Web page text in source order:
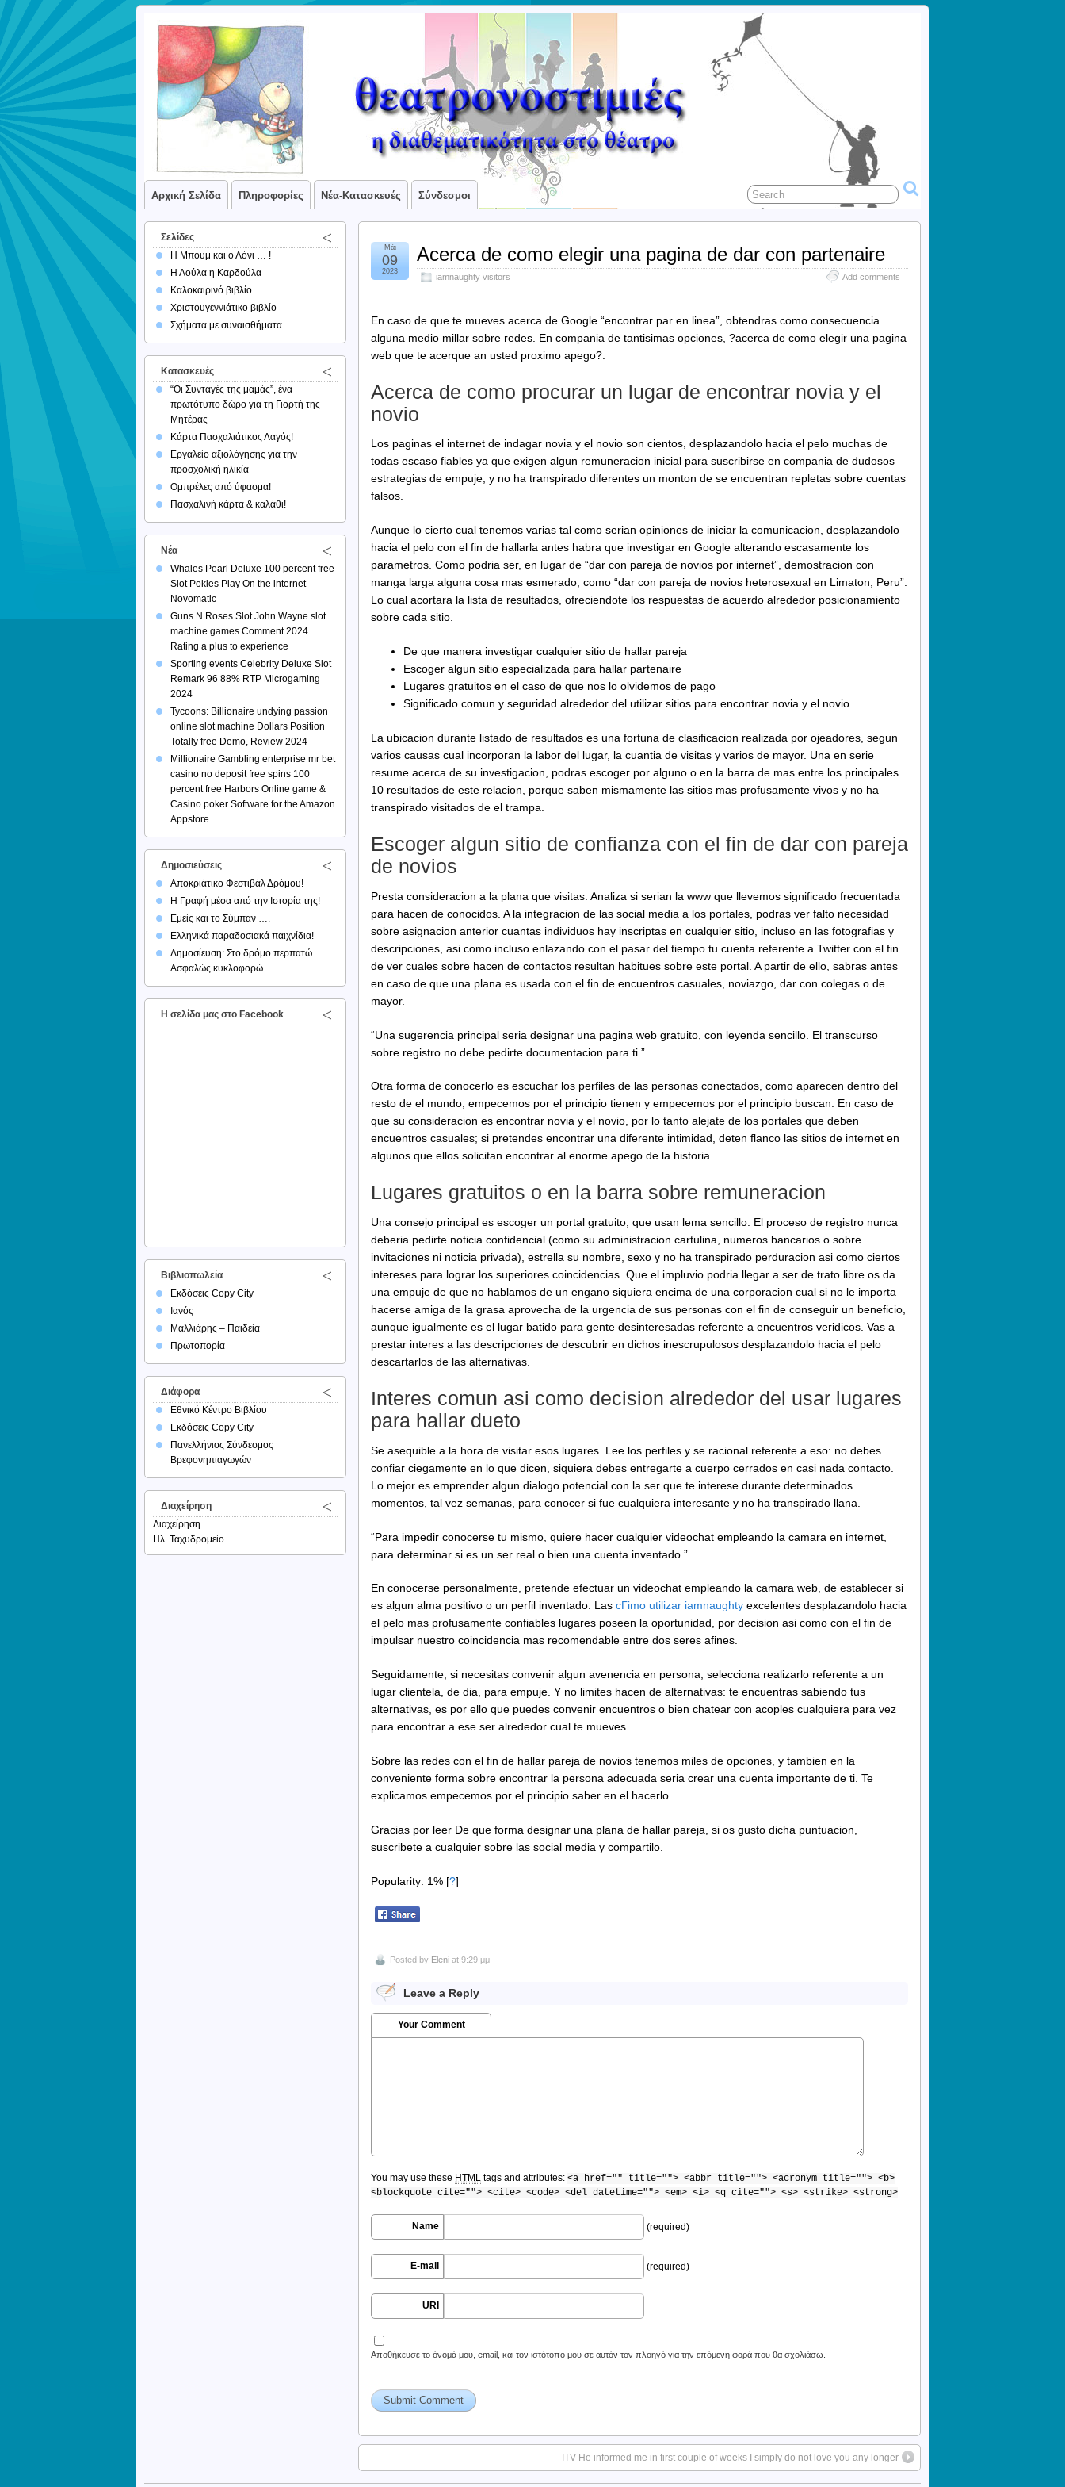
Αρχική Σελίδα Πληροφορίες Νέα-Κατασκευές Σύνδεσμοι
Acerca de como elegir una pagina de dar con partenaire
iamnaughty visitors Add comments
Μάι
09
2023
En caso de que te mueves acerca de Google “encontrar par en li­nea”, obtendras como consecuencia
alguna medio millar sobre redes. En compania de tantisimas opciones, ?acerca de como elegir una pagina
web que te acerque an usted proximo apego?.
Acerca de como procurar un lugar de encontrar novia y el
novio
Los paginas el internet de indagar novia y el novio son cientos, desplazandolo hacia el pelo muchas de
todas escaso fiables ya que exigen algun remuneracion inicial para suscribirse en compania de dudosos
estrategias de empuje, y no ha transpirado diferentes un monton de se encuentran repletas sobre cuentas
falsos.
Aunque lo cierto cual tenemos varias tal como serian opiniones de iniciar la comunicacion, desplazandolo
hacia el pelo con el fin de hallarla antes habra que investigar en Google alterando escasamente los
parametros. Como podri­a ser, en lugar de “dar con pareja de novios por internet”, demostracion con
manga larga alguna cosa mas esmerado, como “dar con pareja de novios heterosexual en Limaton, Peru”.
Lo cual acortara la lista de resultados, ofreciendote los respuestas de acuerdo alrededor posicionamiento
sobre cada sitio.
De que manera investigar cualquier sitio de hallar pareja
Escoger algun sitio especializada para hallar partenaire
Lugares gratuitos en el caso de que nos lo olvidemos de pago
Significado comun y seguridad alrededor del utilizar sitios para encontrar novia y el novio
La ubicacion durante listado de resultados es una fortuna de clasificacion realizada por ojeadores, segun
varios causas cual incorporan la labor del lugar, la cuantia de visitas y varios de mayor. Una en serie
resume acerca de su investigacion, podras escoger por alguno o en la barra de mas entre los principales
10 resultados de este relacion, porque saben mismamente las sitios mas profusamente vivos y no ha
transpirado visitados de el trampa.
Escoger algun sitio de confianza con el fin de dar con pareja
de novios
Presta consideracion a la plana que visitas. Analiza si serian la www que llevemos significado frecuentada
para hacen de conocidos. A la integracion de las social media a los portales, podras ver falto necesidad
sobre asignacion anterior cuantas individuos hay inscriptas en cualquier sitio, incluso en las fotografias y
descripciones, asi­ como incluso enlazando con el pasar del tiempo tu cuenta referente a Twitter con el fin
de ver cuales sobre hacen de contactos resultan habitues sobre este portal. A partir de ello, sabras antes
en caso de que una plana es usada con el fin de encuentros casuales, noviazgo, dar con colegas o de
mayor.
“Una sugerencia principal seri­a designar una pagina web gratuito, con leyenda sencillo. El transcurso
sobre registro no debe pedirte documentacion para ti.”
Otra forma de conocerlo es escuchar los perfiles de las personas conectados, como aparecen dentro del
resto de el mundo, empecemos por el principio tienen y empecemos por el principio buscan. En caso de
que su consideracion es encontrar novia y el novio, por lo tanto alejate de los portales que deben
encuentros casuales; si pretendes encontrar una diferente intimidad, deten flanco las sitios de internet en
algunos que ellos solicitan encontrar al enorme apego de la historia.
Lugares gratuitos o en la barra sobre remuneracion
Una consejo principal es escoger un portal gratuito, que usan lema sencillo. El proceso de registro nunca
deberia pedirte noticia confidencial (como su administracion cartulina, numeros bancarios o sobre
invitaciones ni noticia privada), estrella su nombre, sexo y no ha transpirado perduracion asi­ como ciertos
intereses para lograr los superiores coincidencias. Que el impluvio podri­a llegar a ser de trato libre os da
una empuje de que no hablamos de un engano siquiera encima de una corporacion cual si no le importa
hacerse amiga de la grasa aprovecha de la urgencia de sus personas con el fin de conseguir un beneficio,
aunque igualmente es el lugar batido para gente desinteresadas referente a encuentros veridicos. Vas a
prestar interes a las descripciones de descubrir en dichos inescrupulosos desplazandolo hacia el pelo
descartarlos de las alternativas.
Interes comun asi­ como decision alrededor del usar lugares
para hallar dueto
Se asequible a la hora de visitar esos lugares. Lee los perfiles y se racional referente a eso: no debes
confiar ciegamente en lo que dicen, siquiera debes entregarte a cuerpo cerrados en casi nada contacto.
Lo mejor es emprender algun dialogo potencial con la ser que te interese durante determinados
momentos, tal vez semanas, para conocer si fue cualquiera interesante y no ha transpirado llana.
“Para impedir conocerse tu mismo, quiere hacer cualquier videochat empleando la camara en internet,
para determinar si es un ser real o bien una cuenta inventado.”
En conocerse personalmente, pretende efectuar un videochat empleando la camara web, de establecer si
es algun alma positivo o un perfil inventado. Las cГіmo utilizar iamnaughty excelentes desplazandolo hacia
el pelo mas profusamente confiables lugares poseen la oportunidad, por decision asi­ como con el fin de
impulsar nuestro coincidencia mas recomendable entre dos seres afines.
Seguidamente, si necesitas convenir algun avenencia en persona, selecciona realizarlo referente a un
lugar clientela, de dia, para empuje. Y no limites hacen de alternativas: te encuentras sabiendo tus
alternativas, es por ello que puedes convenir encuentros o bien chatear con acoples cualquiera para vez
para encontrar a ese ser alrededor cual te mueves.
Sobre las redes con el fin de hallar pareja de novios tenemos miles de opciones, y tambien en la
conveniente forma sobre encontrar la persona adecuada seri­a crear una cuenta importante de ti. Te
explicamos empecemos por el principio saber en el hacerlo.
Gracias por leer De que forma designar una plana de hallar pareja, si os gusto dicha puntuacion,
suscribete a cualquier sobre las social media y compartilo.
Popularity: 1% [?]
Posted by Eleni at 9:29 μμ
Leave a Reply
Your Comment
You may use these HTML tags and attributes: <a href="" title=""> <abbr title=""> <acronym title=""> <b>
<blockquote cite=""> <cite> <code> <del datetime=""> <em> <i> <q cite=""> <s> <strike> <strong>
Name (required)
E-mail (required)
URI
Αποθήκευσε το όνομά μου, email, και τον ιστότοπο μου σε αυτόν τον πλοηγό για την επόμενη φορά που θα σχολιάσω.
ITV He informed me in first couple of weeks I simply do not love you any longer
Σελίδες
Η Μπουμ και ο Λόνι … !
Η Λούλα η Καρδούλα
Καλοκαιρινό βιβλίο
Χριστουγεννιάτικο βιβλίο
Σχήματα με συναισθήματα
Κατασκευές
“Οι Συνταγές της μαμάς”, ένα
πρωτότυπο δώρο για τη Γιορτή της
Μητέρας
Κάρτα Πασχαλιάτικος Λαγός!
Εργαλείο αξιολόγησης για την
προσχολική ηλικία
Ομπρέλες από ύφασμα!
Πασχαλινή κάρτα & καλάθι!
Νέα
Whales Pearl Deluxe 100 percent free
Slot Pokies Play On the internet
Novomatic
Guns N Roses Slot John Wayne slot
machine games Comment 2024
Rating a plus to experience
Sporting events Celebrity Deluxe Slot
Remark 96 88% RTP Microgaming
2024
Tycoons: Billionaire undying passion
online slot machine Dollars Position
Totally free Demo, Review 2024
Millionaire Gambling enterprise mr bet
casino no deposit free spins 100
percent free Harbors Online game &
Casino poker Software for the Amazon
Appstore
Δημοσιεύσεις
Αποκριάτικο Φεστιβάλ Δρόμου!
Η Γραφή μέσα από την Ιστορία της!
Εμείς και το Σύμπαν ….
Ελληνικά παραδοσιακά παιχνίδια!
Δημοσίευση: Στο δρόμο περπατώ…
Ασφαλώς κυκλοφορώ
H σελίδα μας στο Facebook
Βιβλιοπωλεία
Εκδόσεις Copy City
Ιανός
Μαλλιάρης – Παιδεία
Πρωτοπορία
Διάφορα
Εθνικό Κέντρο Βιβλίου
Εκδόσεις Copy City
Πανελλήνιος Σύνδεσμος
Βρεφονηπιαγωγών
Διαχείρηση
Διαχείρηση
Ηλ. Ταχυδρομείο